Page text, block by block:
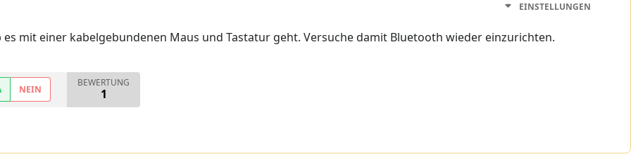
EINSTELLUNGEN
es mit einer kabelgebundenen Maus und Tastatur geht. Versuche damit Bluetooth wieder einzurichten.
NEIN
BEWERTUNG
1